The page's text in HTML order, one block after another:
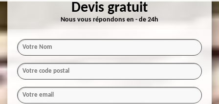
Devis gratuit
Nous vous répondons en - de 24h